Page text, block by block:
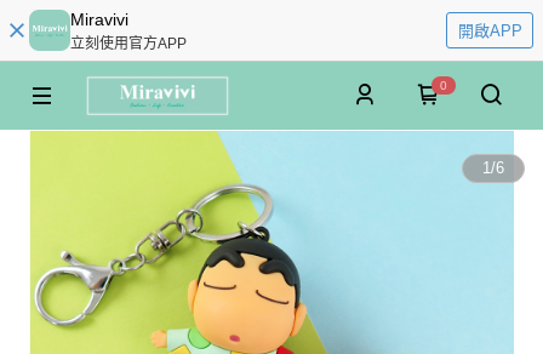
Miravivi
立刻使用官方APP
開啟APP
0
1/6